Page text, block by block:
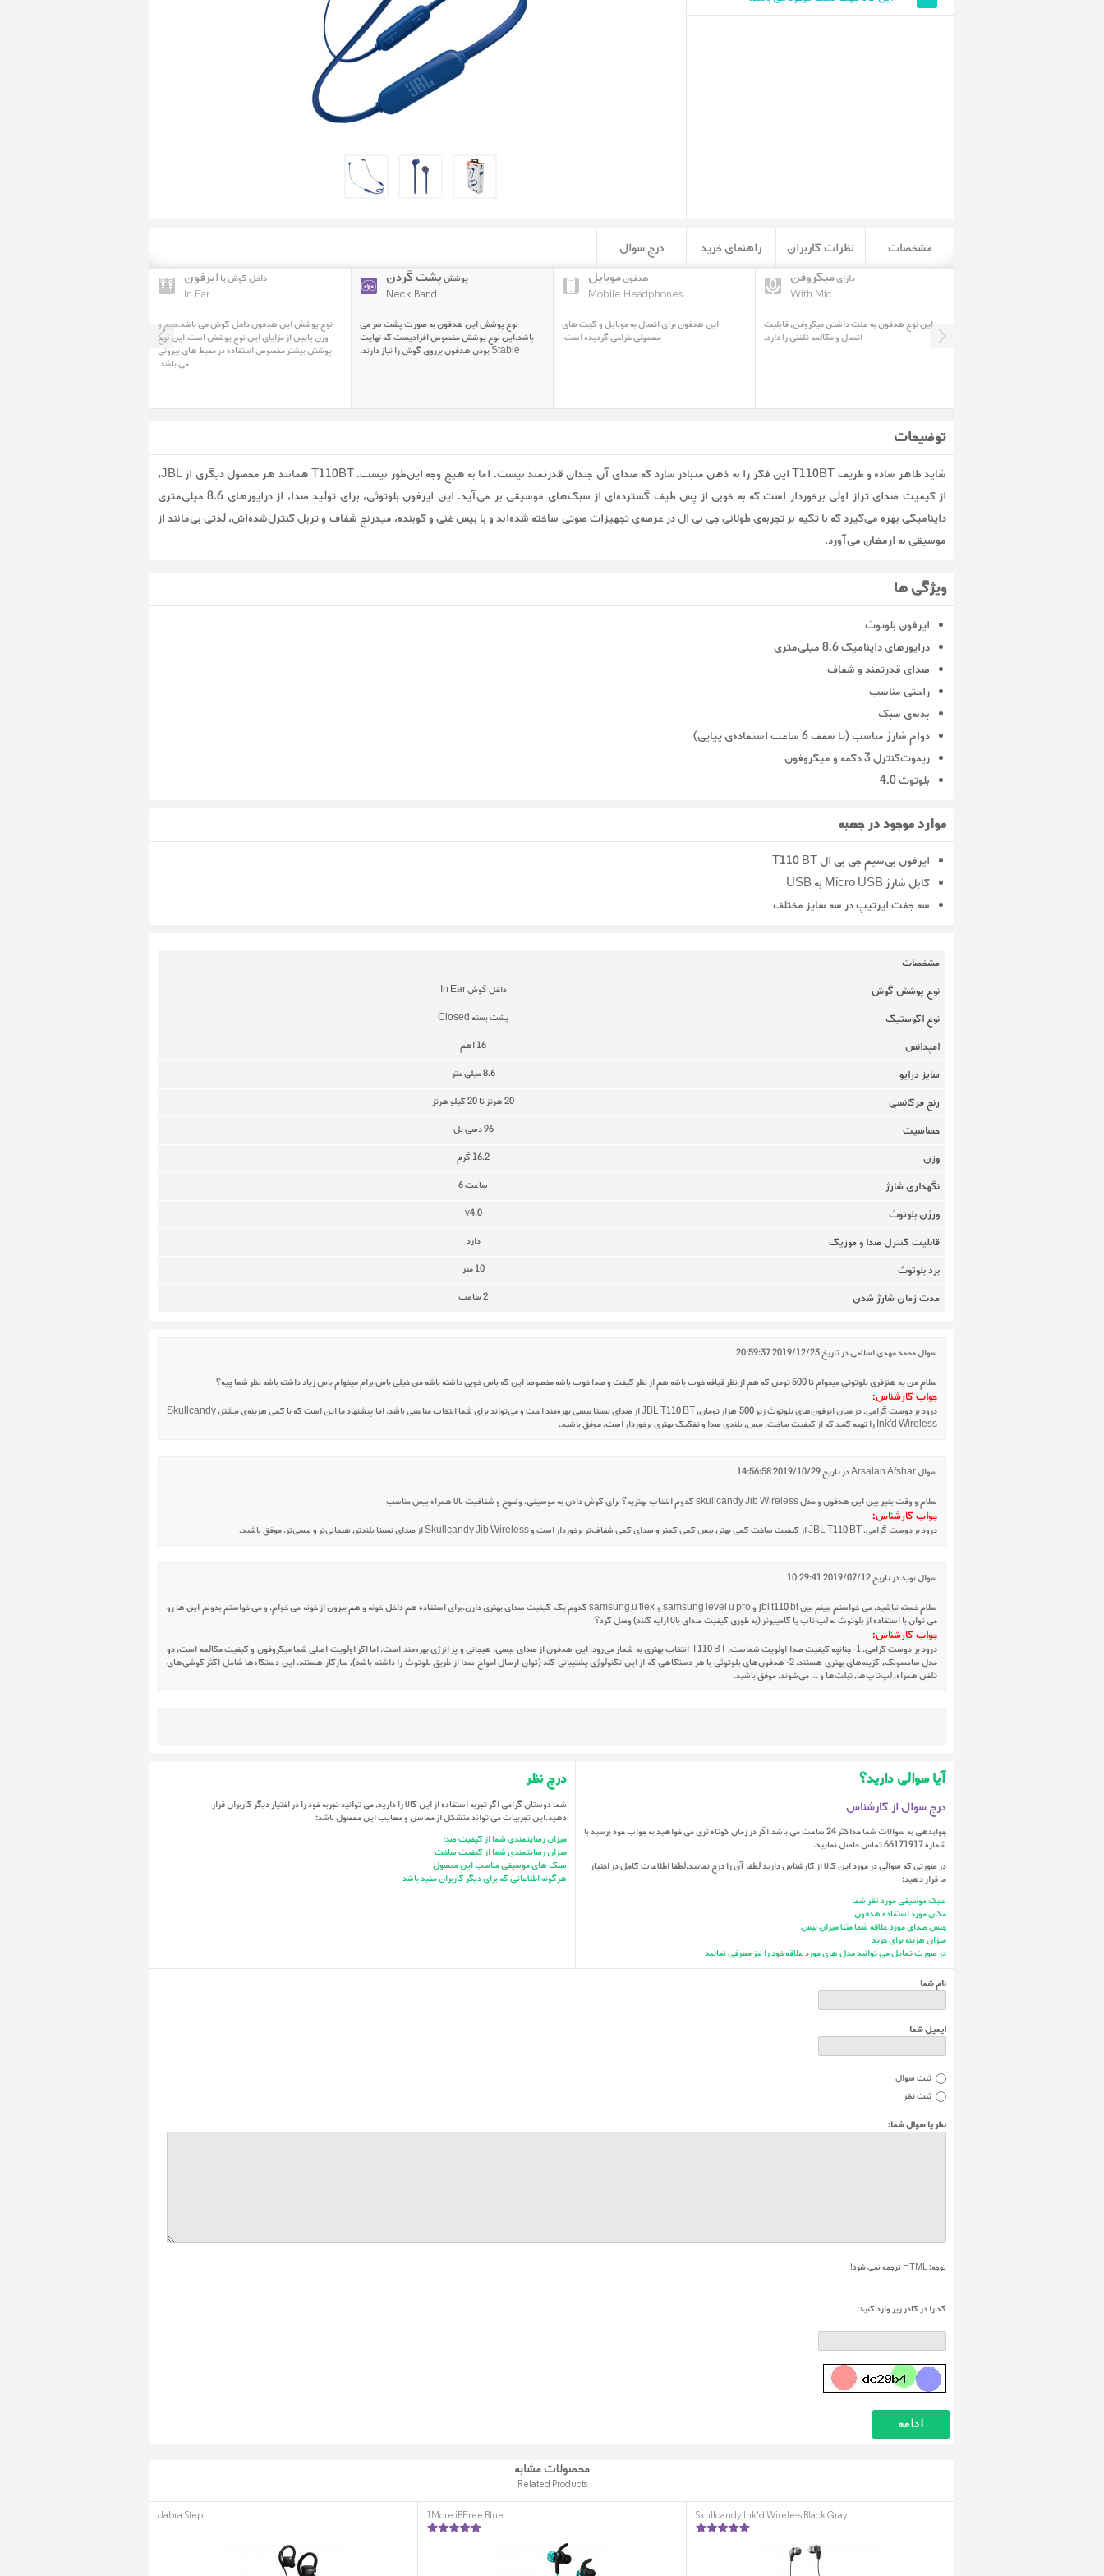
مشخصات نظرات کاربران راهنمای خرید درج سوال
داخل گوش یاایرفون
In Ear
نوع پوشش این هدفون داخل گوش می باشد.حجم و
وزن پایین از مزایای این نوع پوشش است.این نوع
پوشش بیشتر مخصوص استفاده در محیط های بیرونی
می باشد.
پوششپشت گردن
Neck Band
نوع پوشش این هدفون به صورت پشت سر می
باشد.این نوع پوشش مخصوص افرادیست که نهایت
Stable بودن هدفون برروی گوش را نیاز دارند.
هدفونموبایل
Mobile Headphones
این هدفون برای اتصال به موبایل و گجت های
معمولی طراحی گردیده است.
دارایمیکروفن
With Mic
این نوع هدفون به علت داشتن میکروفن، قابلیت
اتصال و مکالمه تلفنی را دارد.
توضیحات
شاید ظاهر ساده و ظریف T110BT این فکر را به ذهن متبادر سازد که صدای آن چندان قدرتمند نیست. اما به هیچ وجه این‌طور نیست. T110BT همانند هر محصول دیگری از JBL،
از کیفیت صدای تراز اولی برخوردار است که به خوبی از پس طیف گسترده‌ای از سبک‌های موسیقی بر می‌آید. این ایرفون بلوتوثی، برای تولید صدا، از درایورهای ۸.۶ میلی‌متری
داینامیکی بهره می‌گیرد که با تکیه بر تجربه‌ی طولانی جی بی ال در عرصه‌ی تجهیزات صوتی ساخته شده‌اند و با بیس غنی و کوبنده، میدرنج شفاف و تربل کنترل‌شده‌اش، لذتی بی‌مانند از
موسیقی به ارمغان می‌آورد.
ویژگی ها
ایرفون بلوتوث
درایورهای داینامیک ۸.۶ میلی‌متری
صدای قدرتمند و شفاف
راحتی مناسب
بدنه‌ی سبک
دوام شارژ مناسب (تا سقف ۶ ساعت استفاده‌ی پیاپی)
ریموت‌کنترل ۳ دکمه و میکروفون
بلوتوث ۴.۰
موارد موجود در جعبه
ایرفون بی‌سیم جی بی ال T110 BT
کابل شارژ Micro USB به USB
سه جفت ایرتیپ در سه سایز مختلف
مشخصات
نوع پوشش گوش
داخل گوش In Ear
نوع اکوستیک پشت بسته Closed
امپدانس 16 اهم
سایز درایو 8.6 میلی متر
رنج فرکانسی 20 هرتز تا 20 کیلو هرتز
حساسیت 96 دسی بل
وزن 16.2 گرم
نگهداری شارژ ساعت 6
ورژن بلوتوث v4.0
قابلیت کنترل صدا و موزیک دارد
برد بلوتوث 10 متر
مدت زمان شارژ شدن 2 ساعت
سوالمحمد مهدی اسلامیدر تاریخ2019/12/23 20:59:37
سلام من یه هنزفری بلوتوثی میخوام تا ۵۰۰ تومن که هم از نظر قیافه خوب باشه هم از نظر کیفت و صدا خوب باشه مخصوصا این که باس خوبی داشته باشه من خیلی باس برام میخوام باس زیاد داشته باشه نظر شما چیه؟
جواب کارشناس:
درود بر دوست گرامی. در میان ایرفون‌های بلوتوث زیر ۵۰۰ هزار تومان، JBL T110 BT از صدای نسبتاً بیسی بهره‌مند است و می‌تواند برای شما انتخاب مناسبی باشد. اما پیشنهاد ما این است که با کمی هزینه‌ی بیشتر، Skullcandy
Ink'd Wireless را تهیه کنید که از کیفیت ساخت، بیس، بلندی صدا و تفکیک بهتری برخوردار است. موفق باشید.
سوالArsalan Afsharدر تاریخ2019/10/29 14:56:58
سلام و وقت بخیر بین این هدفون و مدل skullcandy Jib Wireless کدوم انتخاب بهتریه؟ برای گوش دادن به موسیقی. وضوح و شفافیت بالا همراه بیس مناسب
جواب کارشناس:
درود بر دوست گرامی. JBL T110 BT از کیفیت ساخت کمی بهتر، بیس کمی کمتر و صدای کمی شفاف‌تر برخوردار است و Skullcandy Jib Wireless از صدای نسبتاً بلندتر، هیجانی‌تر و بیسی‌تر. موفق باشید.
سوالنویددر تاریخ2019/07/12 10:29:41
سلام خسته نباشید. می خواستم ببینم بین jbl t110 bt و samsung level u pro و samsung u flex کدوم یک کیفیت صدای بهتری دارن.برای استفاده هم داخل خونه و هم بیرون از خونه می خوام. و می خواستم بدونم این ها رو
می توان با استفاده از بلوتوث به لپ تاب یا کامپیوتر (به طوری کیفیت صدای بالا ارائه کنند) وصل کرد؟
جواب کارشناس:
درود بر دوست گرامی. ۱- چنانچه کیفیت صدا اولویت شماست، T110 BT انتخاب بهتری به شمار می‌رود. این هدفون از صدای بیسی، هیجانی و پر انرژی بهره‌مند است. اما اگر اولویت اصلی شما میکروفون و کیفیت مکالمه است، دو
مدل سامسونگ، گزینه‌های بهتری هستند. ۲- هدفون‌های بلوتوثی با هر دستگاهی که از این تکنولوژی پشتیبانی کند (توان ارسال امواج صدا از طریق بلوتوث را داشته باشد)، سازگار هستند. این دستگاه‌ها شامل اکثر گوشی‌های
تلفن همراه، لپ‌تاپ‌ها، تبلت‌ها و ... می‌شوند. موفق باشید.
آیا سوالی دارید؟
درج سوال از کارشناس
جوابدهی به سوالات شما حداکثر 24 ساعت می باشد.اگر در زمان کوتاه تری می خواهید به جواب خود برسید با
شماره 66171917 تماس حاصل نمایید.
در صورتی که سوالی در مورد این کالا از کارشناس دارید لطفا آن را درج نمایید.لطفا اطلاعات کامل در اختیار
ما قرار دهید:
سبک موسیقی مورد نظر شما
مکان مورد استفاده هدفون
جنس صدای مورد علاقه شما مثلا میزان بیس
میزان هزینه برای خرید
در صورت تمایل می توانید مدل های مورد علاقه خود را نیز معرفی نمایید
درج نظر
شما دوستان گرامی اگر تجربه استفاده از این کالا را دارید، می توانید تجربه خود را در اختیار دیگر کاربران قرار
دهید.این تجربیات می تواند متشکل از محاسن و معایب این محصول باشد:
میزان رضایتمندی شما از کیفیت صدا
میزان رضایتمندی شما از کیفیت ساخت
سبک های موسیقی مناسب این محصول
هرگونه اطلاعاتی که برای دیگر کاربران مفید باشد
نام شما
ایمیل شما
ثبت سوال
ثبت نظر
نظر یا سوال شما:
توجه:
کد را در کادر زير وارد کنيد:
ادامه
محصولات مشابه
Related Products
Jabra Step 1More iBFree Blue Skullcandy Ink'd Wireless Black Gray